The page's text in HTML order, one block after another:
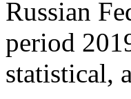
Russian
period
statistical,